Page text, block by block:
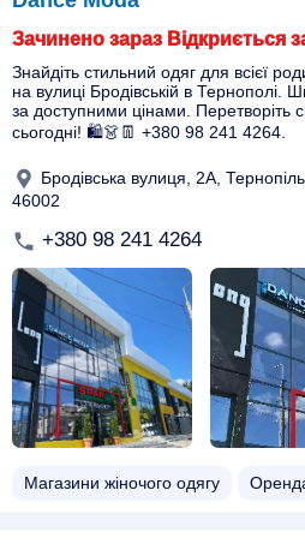
Зачинено зараз Відкриється
Знайдіть стильний одяг для всієї
на вулиці Бродівській в Тернополі.
за доступними цінами. Перетворіть
сьогодні! 🛍️👗👖 +380 98 241 4264.
Бродівська вулиця, 2А,
46002
+380 98 241 4264
Магазини жіночого одягу